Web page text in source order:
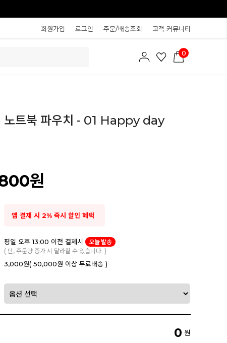
회원가입 로그인 주문/배송조회 고객 커뮤니티
0
노트북 파우치 - 01 Happy day
원
앱 결제 시 2% 즉시 할인 혜택
평일 오후 13:00 이전 결제시
오늘 발송
( 단, 주문량 증가 시 달라질 수 있습니다. )
3,000원( 50,000원 이상 무료배송 )
0 원